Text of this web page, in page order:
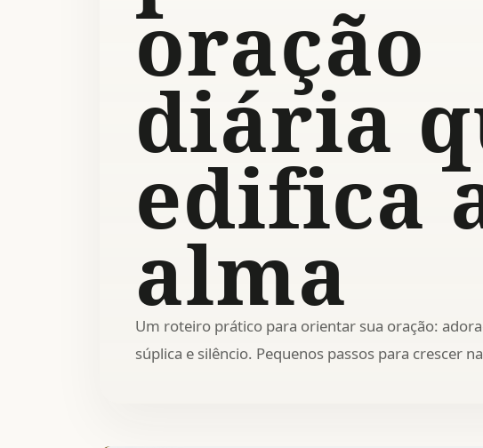
oração
diária
edifica
alma
Um roteiro prático para orientar sua oração:
súplica e silêncio. Pequenos passos para crescer